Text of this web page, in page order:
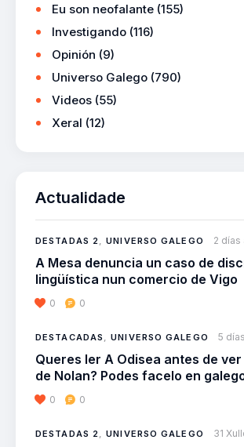
Eu son neofalante (155)
Investigando (116)
Opinión (9)
Universo Galego (790)
Videos (55)
Xeral (12)
Actualidade
DESTADAS 2,UNIVERSO GALEGO 2 días
A Mesa denuncia un caso de
lingüística nun comercio de Vigo
0 0
DESTACADAS ,UNIVERSO GALEGO 5
Queres ler A Odisea antes de
de Nolan? Podes facelo en
0 0
DESTADAS 2,UNIVERSO GALEGO 31